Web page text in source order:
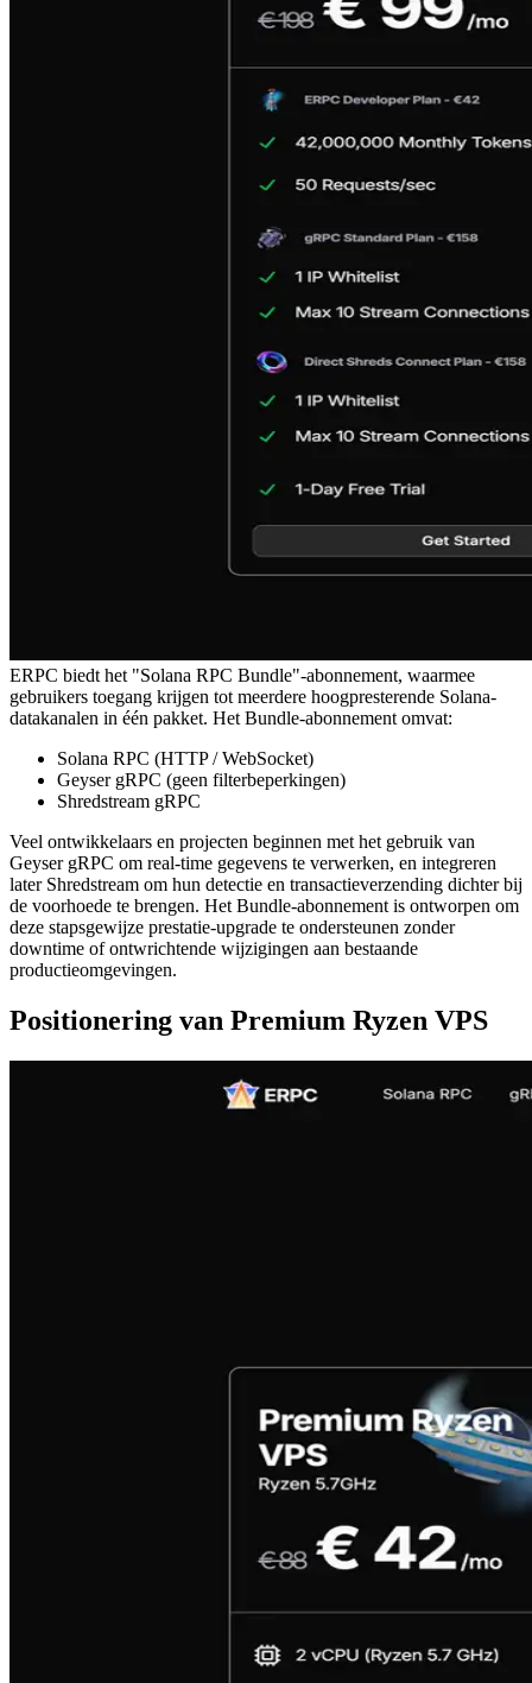
ERPC biedt het "Solana RPC Bundle"-abonnement, waarmee
gebruikers toegang krijgen tot meerdere hoogpresterende Solana-
datakanalen in één pakket. Het Bundle-abonnement omvat:
Solana RPC (HTTP / WebSocket)
Geyser gRPC (geen filterbeperkingen)
Shredstream gRPC
Veel ontwikkelaars en projecten beginnen met het gebruik van
Geyser gRPC om real-time gegevens te verwerken, en integreren
later Shredstream om hun detectie en transactieverzending dichter bij
de voorhoede te brengen. Het Bundle-abonnement is ontworpen om
deze stapsgewijze prestatie-upgrade te ondersteunen zonder
downtime of ontwrichtende wijzigingen aan bestaande
productieomgevingen.
Positionering van Premium Ryzen VPS